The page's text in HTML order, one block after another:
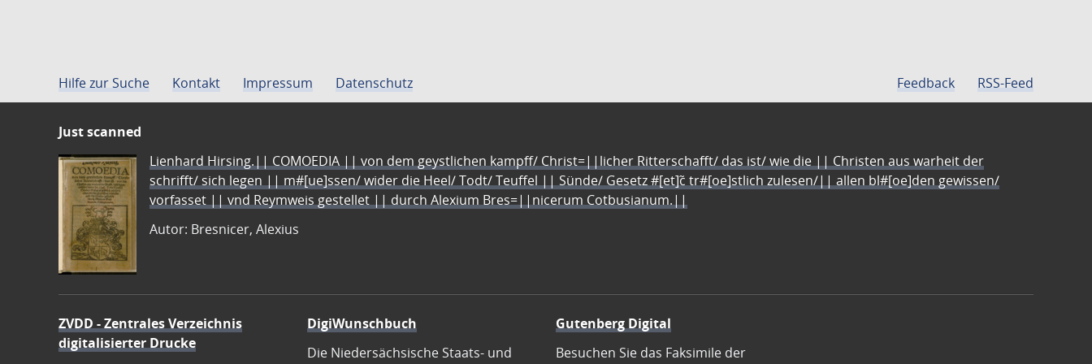
Hilfe zur Suche Kontakt Impressum Datenschutz Feedback RSS-Feed
Just scanned
Lienhard Hirsing.|| COMOEDIA || von dem geystlichen kampff/ Christ=||licher Ritterschafft/ das ist/ wie die || Christen aus warheit der
schrifft/ sich legen || m#[ue]ssen/ wider die Heel/ Todt/ Teuffel || Sünde/ Gesetz #[et]c̃ tr#[oe]stlich zulesen/|| allen bl#[oe]den gewissen/
vorfasset || vnd Reymweis gestellet || durch Alexium Bres=||nicerum Cotbusianum.||
Autor: Bresnicer, Alexius
ZVDD - Zentrales Verzeichnis
digitalisierter Drucke
DigiWunschbuch
Die Niedersächsische Staats- und
Gutenberg Digital
Besuchen Sie das Faksimile der